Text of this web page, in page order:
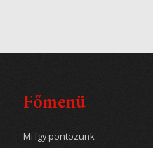
Főmenü
Mi így pontozunk